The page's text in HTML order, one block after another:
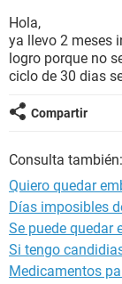
BIENESTAR
SEXUALIDAD
GLOSARIO
Hola,
ya llevo 2 meses
logro porque no
ciclo de 30 dias
Compartir
Consulta también:
Quiero quedar
Días imposibles
Se puede quedar
Si tengo
Medicamentos